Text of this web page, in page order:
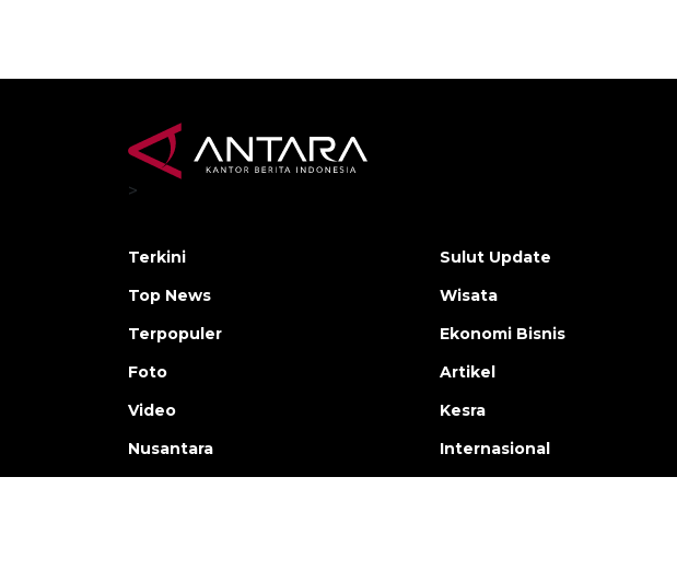
>
Terkini
Top News
Terpopuler
Foto
Video
Nusantara
Sulut Update
Wisata
Ekonomi Bisnis
Artikel
Kesra
Internasional